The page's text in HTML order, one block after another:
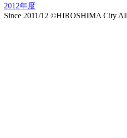
2012年度
Since 2011/12 ©HIROSHIMA City All